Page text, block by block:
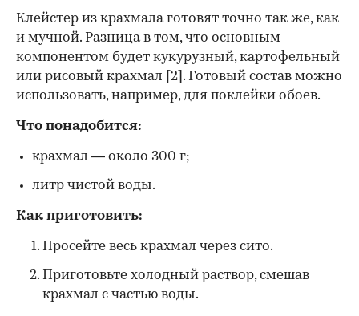
Клейстер из крахмала готовят точно так же, как
и мучной. Разница в том, что основным
компонентом будет кукурузный, картофельный
или рисовый крахмал
[2] . Готовый состав можно
использовать, например, для поклейки обоев.
Что понадобится:
крахмал — около 300 г;
литр чистой воды.
Как приготовить:
Просейте весь крахмал через сито.
Приготовьте холодный раствор, смешав
крахмал с частью воды.